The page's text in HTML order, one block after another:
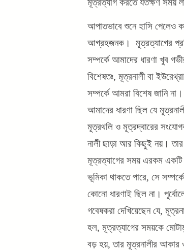
মূত্রত্যাগ করতে যতক্ষণ সময়
আপাতভাবে শুনে হাসি পেলেও
আগ্রহজনক। মূত্রত্যাগের
সম্পর্কে আমাদের ধারণা খুব
বিশেষতঃ, মূত্রনালী বা
সম্পর্কে আমরা বিশেষ জানি
আমাদের ধারণা ছিল যে
মূত্রথলি ও মূত্রদ্বারের
নালী ছাড়া আর কিছুই নয়।
মূত্রত্যাগের সময় এরকম একটি
ভূমিকা থাকতে পারে, সে
কোনো ধারণাই ছিল না।
গবেষকরা দেখিয়েছেন যে,
হল, মূত্রত্যাগের সময়কে
বড় হয়, তার মূত্রনালীর